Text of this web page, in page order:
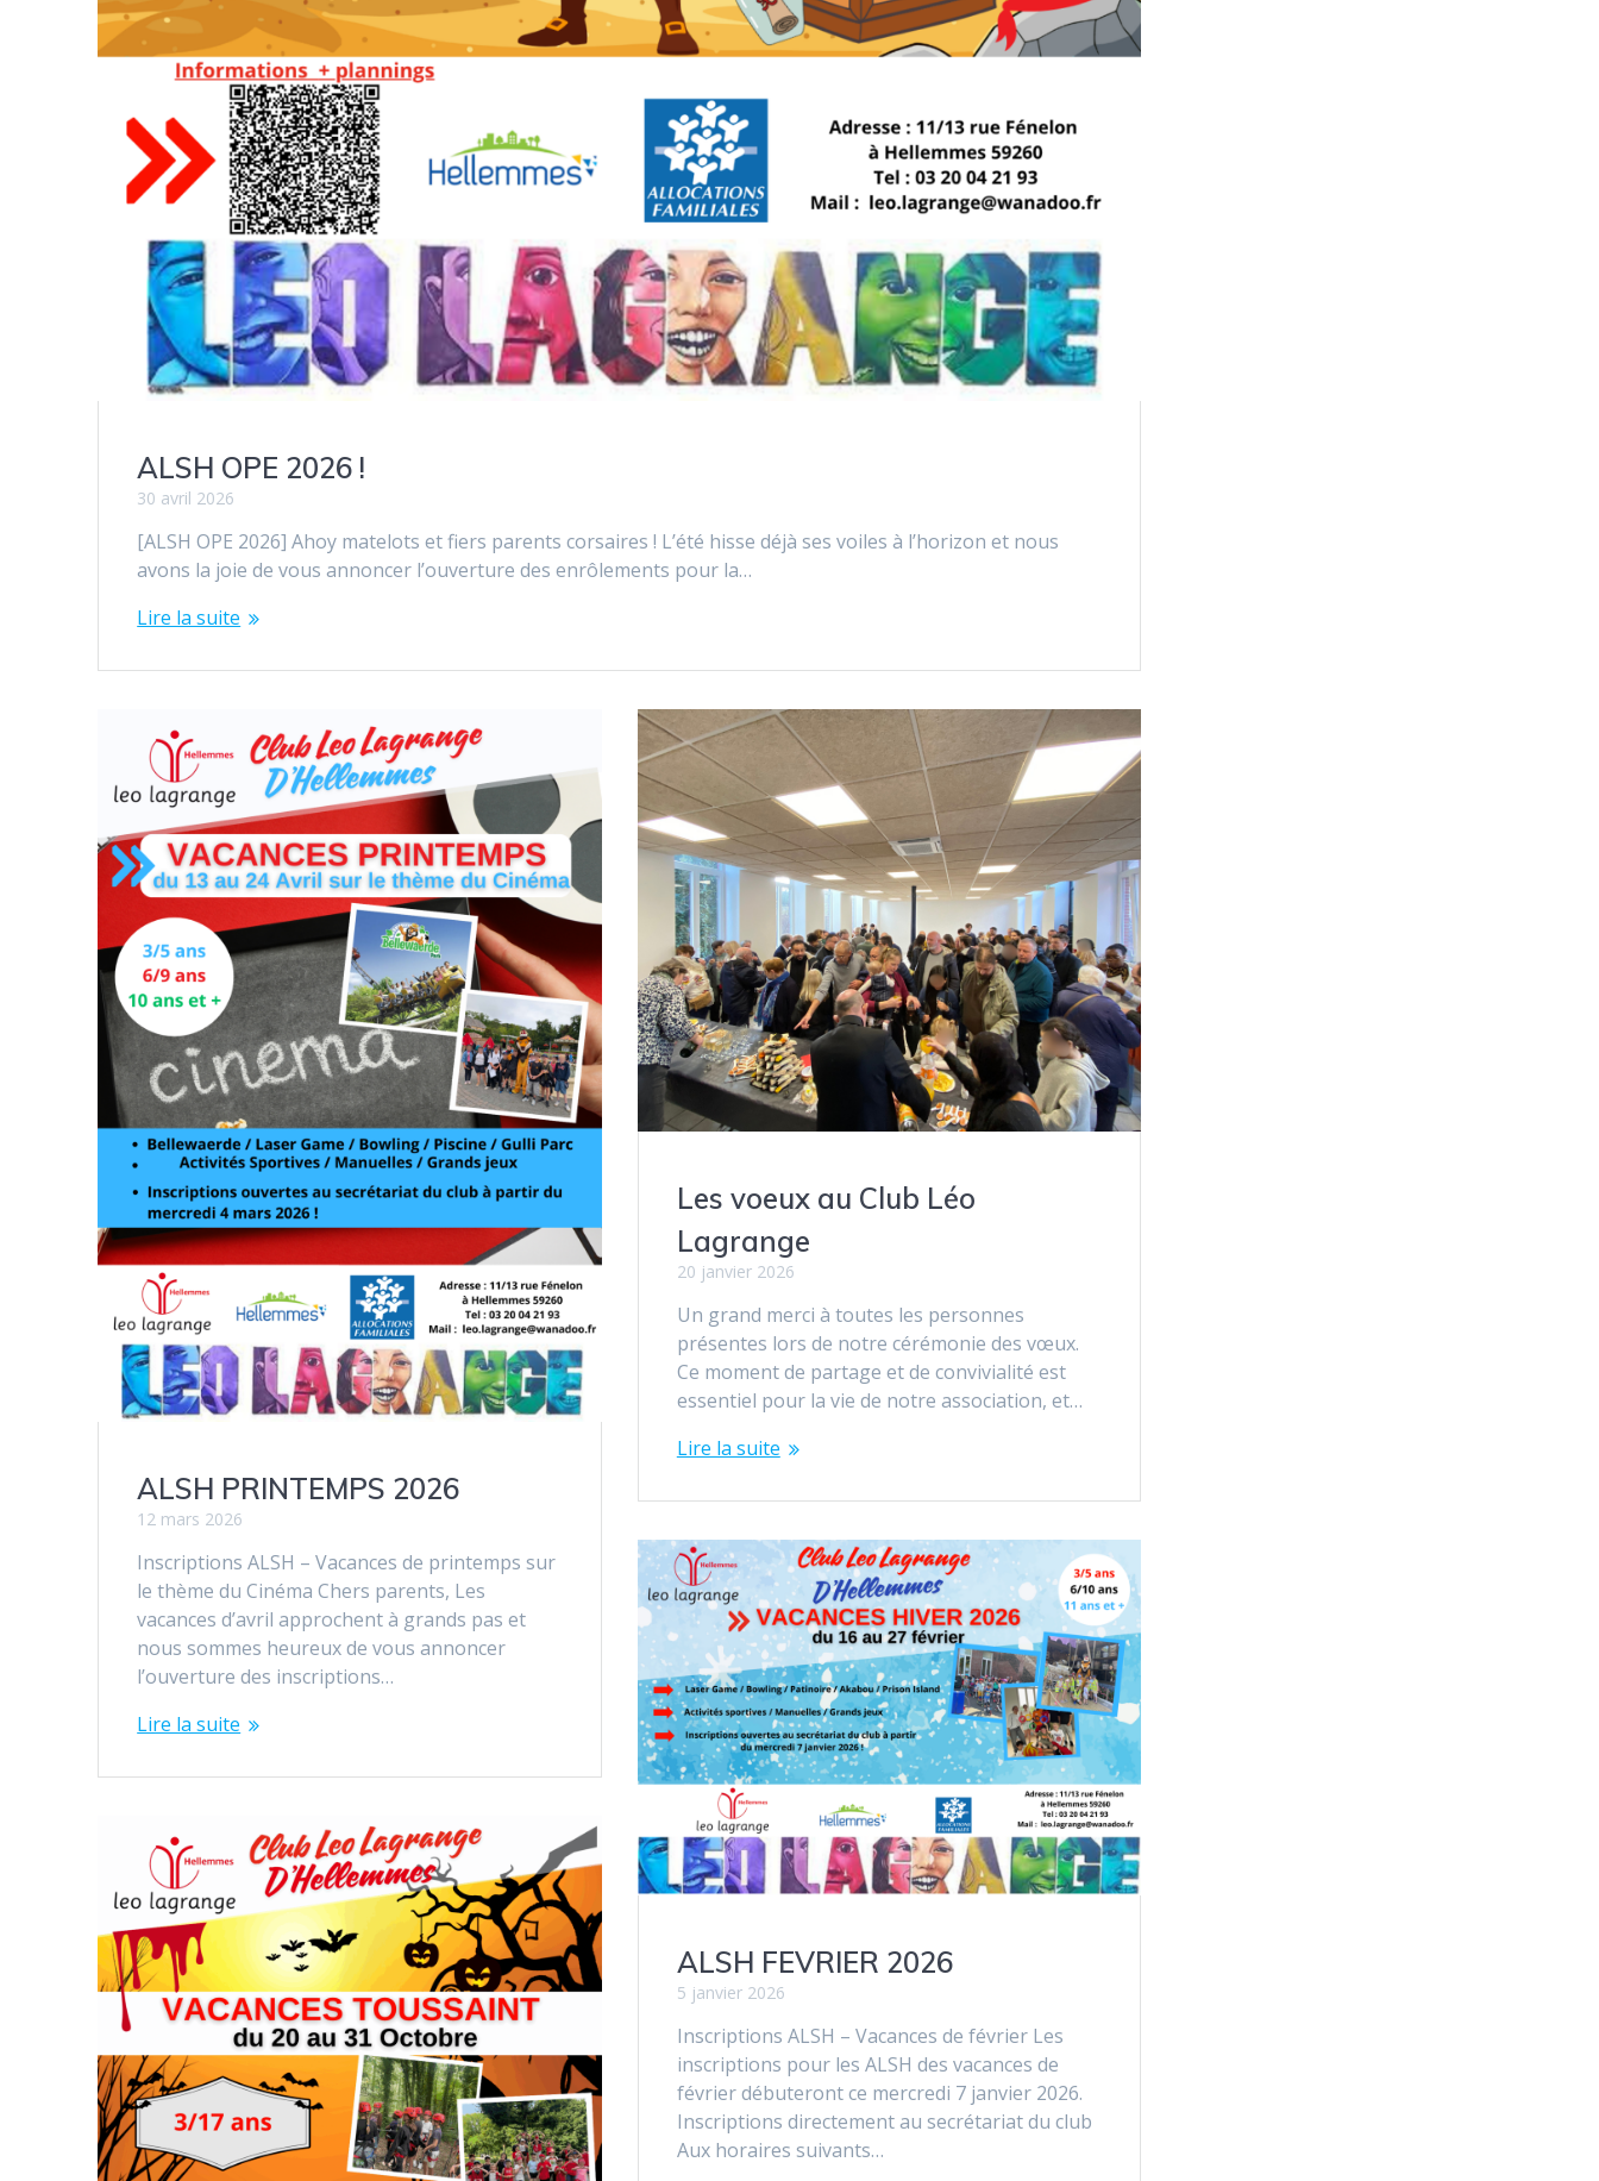
ALSH OPE 2026 !
30 avril 2026
[ALSH OPE 2026] Ahoy matelots et fiers parents corsaires ! L’été hisse déjà ses voiles à l’horizon et nous
avons la joie de vous annoncer l’ouverture des enrôlements pour la…
Lire la suite
ALSH PRINTEMPS 2026
12 mars 2026
Inscriptions ALSH – Vacances de printemps sur
le thème du Cinéma Chers parents, Les
vacances d’avril approchent à grands pas et
nous sommes heureux de vous annoncer
l’ouverture des inscriptions…
Lire la suite
Les voeux au Club Léo
Lagrange
20 janvier 2026
Un grand merci à toutes les personnes
présentes lors de notre cérémonie des vœux.
Ce moment de partage et de convivialité est
essentiel pour la vie de notre association, et…
Lire la suite
ALSH FEVRIER 2026
5 janvier 2026
Inscriptions ALSH – Vacances de février Les
inscriptions pour les ALSH des vacances de
février débuteront ce mercredi 7 janvier 2026.
Inscriptions directement au secrétariat du club
Aux horaires suivants…